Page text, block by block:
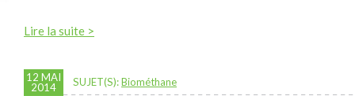
Lire la suite >
12 MAI
2014
SUJET(S):Biométhane